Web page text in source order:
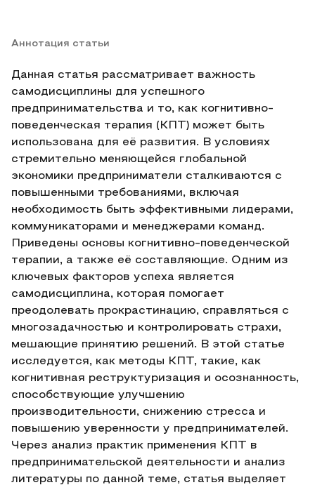
Аннотация статьи
Данная статья рассматривает важность
самодисциплины для успешного
предпринимательства и то, как когнитивно-
поведенческая терапия (КПТ) может быть
использована для её развития. В условиях
стремительно меняющейся глобальной
экономики предприниматели сталкиваются с
повышенными требованиями, включая
необходимость быть эффективными лидерами,
коммуникаторами и менеджерами команд.
Приведены основы когнитивно-поведенческой
терапии, а также её составляющие. Одним из
ключевых факторов успеха является
самодисциплина, которая помогает
преодолевать прокрастинацию, справляться с
многозадачностью и контролировать страхи,
мешающие принятию решений. В этой статье
исследуется, как методы КПТ, такие, как
когнитивная реструктуризация и осознанность,
способствующие улучшению
производительности, снижению стресса и
повышению уверенности у предпринимателей.
Через анализ практик применения КПТ в
предпринимательской деятельности и анализ
литературы по данной теме, статья выделяет